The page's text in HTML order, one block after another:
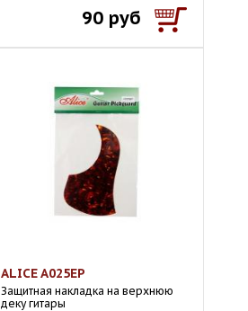
90 руб
ALICE A025EP
Защитная накладка на верхнюю
деку гитары